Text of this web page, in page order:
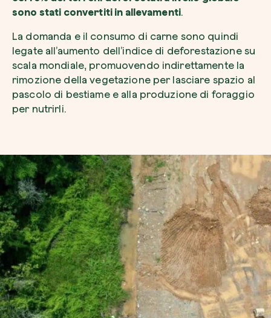
sono stati convertiti in allevamenti.
La domanda e il consumo di carne sono quindi
legate all’aumento dell’indice di deforestazione su
scala mondiale, promuovendo indirettamente la
rimozione della vegetazione per lasciare spazio al
pascolo di bestiame e alla produzione di foraggio
per nutrirli.